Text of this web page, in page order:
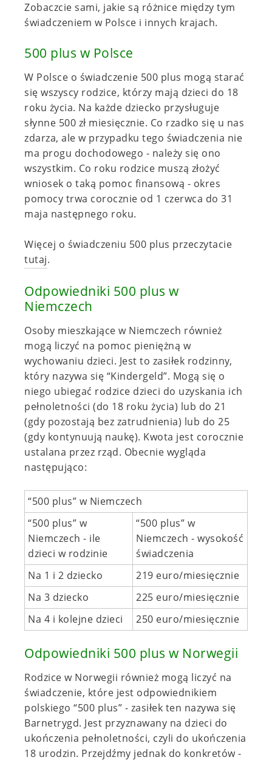
Zobaczcie sami, jakie są różnice między tym
świadczeniem w Polsce i innych krajach.
500 plus w Polsce
W Polsce o świadczenie 500 plus mogą starać
się wszyscy rodzice, którzy mają dzieci do 18
roku życia. Na każde dziecko przysługuje
słynne 500 zł miesięcznie. Co rzadko się u nas
zdarza, ale w przypadku tego świadczenia nie
ma progu dochodowego - należy się ono
wszystkim. Co roku rodzice muszą złożyć
wniosek o taką pomoc finansową - okres
pomocy trwa corocznie od 1 czerwca do 31
maja następnego roku.
Więcej o świadczeniu 500 plus przeczytacie
tutaj.
Odpowiedniki 500 plus w
Niemczech
Osoby mieszkające w Niemczech również
mogą liczyć na pomoc pieniężną w
wychowaniu dzieci. Jest to zasiłek rodzinny,
który nazywa się “Kindergeld”. Mogą się o
niego ubiegać rodzice dzieci do uzyskania ich
pełnoletności (do 18 roku życia) lub do 21
(gdy pozostają bez zatrudnienia) lub do 25
(gdy kontynuują naukę). Kwota jest corocznie
ustalana przez rząd. Obecnie wygląda
następująco:
“500 plus” w Niemczech
“500 plus” w
Niemczech - ile
dzieci w rodzinie
“500 plus” w
Niemczech - wysokość
świadczenia
Na 1 i 2 dziecko
219 euro/miesięcznie
Na 3 dziecko
225 euro/miesięcznie
Na 4 i kolejne dzieci
250 euro/miesięcznie
Odpowiedniki 500 plus w Norwegii
Rodzice w Norwegii również mogą liczyć na
świadczenie, które jest odpowiednikiem
polskiego “500 plus” - zasiłek ten nazywa się
Barnetrygd. Jest przyznawany na dzieci do
ukończenia pełnoletności, czyli do ukończenia
18 urodzin. Przejdźmy jednak do konkretów -